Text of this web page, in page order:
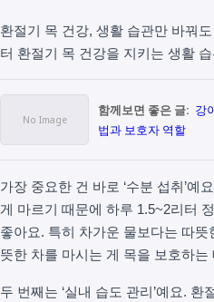
환절기 목 건강, 생활 습관만 바꿔
터 환절기 목 건강을 지키는 생활
함께보면 좋은 글: 강
법과 보호자 역할
가장 중요한 건 바로 ‘수분 섭취’예
게 마르기 때문에 하루 1.5~2리터
좋아요. 특히 차가운 물보다는 따
뜻한 차를 마시는 게 목을 보호하
두 번째는 ‘실내 습도 관리’예요.